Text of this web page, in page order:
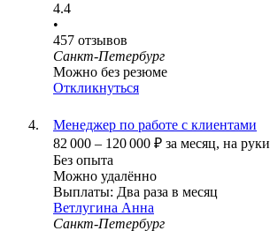
4.4
•
457 отзывов
Санкт-Петербург
Можно без резюме
Откликнуться
Менеджер по работе с клиентами
82 000 – 120 000 ₽ за месяц, на руки
Без опыта
Можно удалённо
Выплаты: Два раза в месяц
Ветлугина Анна
Санкт-Петербург